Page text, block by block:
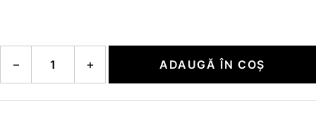
− + ADAUGĂ ÎN COȘ